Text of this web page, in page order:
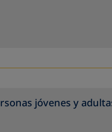
jóvenes y